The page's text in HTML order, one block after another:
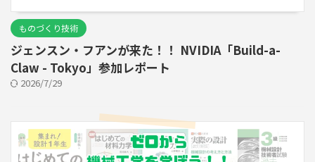
ものづくり技術
ジェンスン・フアンが来た！！ NVIDIA「Build-a-
Claw - Tokyo」参加レポート
2026/7/29